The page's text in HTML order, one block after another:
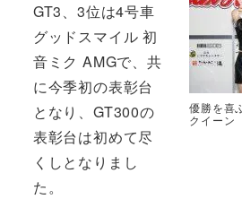
優勝を喜
クイーン
GT3、3位は4号車
グッドスマイル 初
音ミク AMGで、共
に今季初の表彰台
となり、GT300の
表彰台は初めて尽
くしとなりまし
た。